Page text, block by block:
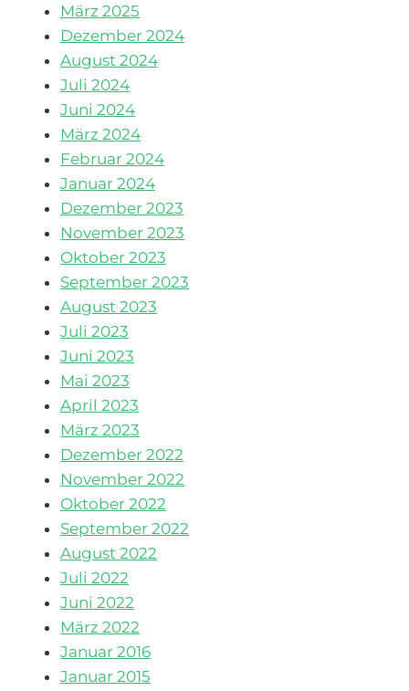
März 2025
Dezember 2024
August 2024
Juli 2024
Juni 2024
März 2024
Februar 2024
Januar 2024
Dezember 2023
November 2023
Oktober 2023
September 2023
August 2023
Juli 2023
Juni 2023
Mai 2023
April 2023
März 2023
Dezember 2022
November 2022
Oktober 2022
September 2022
August 2022
Juli 2022
Juni 2022
März 2022
Januar 2016
Januar 2015